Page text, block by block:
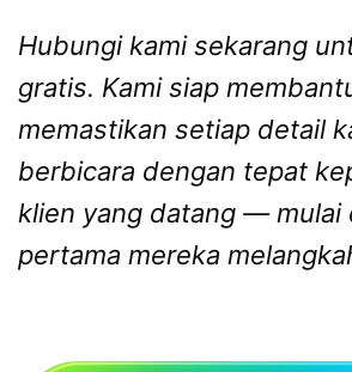
Hubungi kami sekarang
gratis. Kami siap
memastikan setiap detail
berbicara dengan tepat
klien yang datang — mulai
pertama mereka